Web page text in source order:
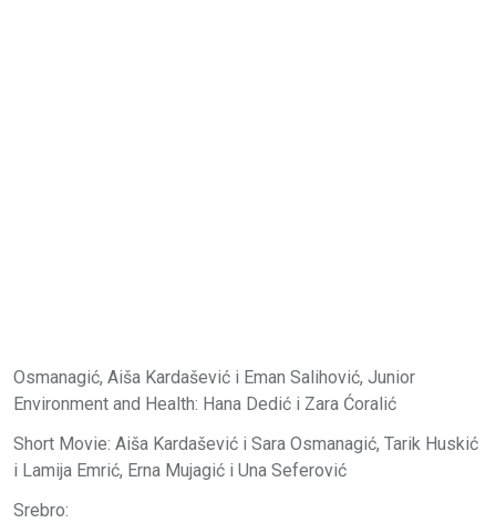
Osmanagić, Aiša Kardašević i Eman Salihović, Junior
Environment and Health: Hana Dedić i Zara Ćoralić
Short Movie: Aiša Kardašević i Sara Osmanagić, Tarik Huskić
i Lamija Emrić, Erna Mujagić i Una Seferović
Srebro: